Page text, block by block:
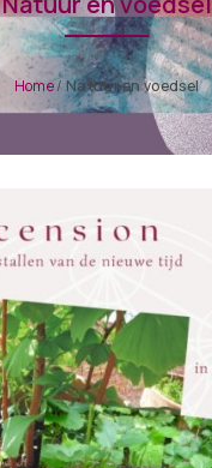
Home/Natuur en voedsel